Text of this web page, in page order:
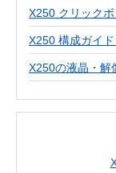
X250 クリック
X250 構成ガイ
X250の液晶・解